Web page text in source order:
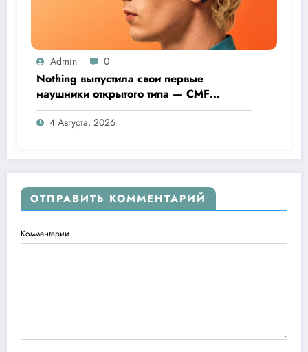
Admin 0
Nothing выпустила свои первые
наушники открытого типа — CMF
Clip Pro
4 Августа, 2026
ОТПРАВИТЬ КОММЕНТАРИЙ
Комментарии